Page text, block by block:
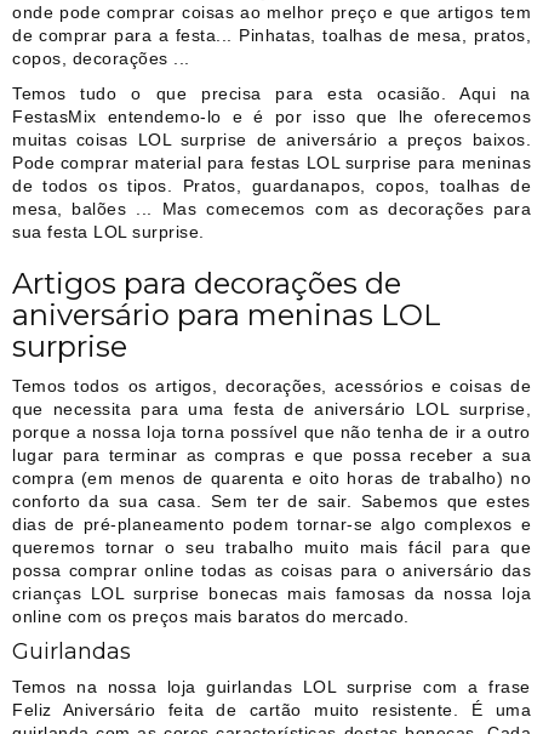
onde pode comprar coisas ao melhor preço e que artigos tem
de comprar para a festa... Pinhatas, toalhas de mesa, pratos,
copos, decorações ...
Temos tudo o que precisa para esta ocasião. Aqui na
FestasMix entendemo-lo e é por isso que lhe oferecemos
muitas coisas LOL surprise de aniversário a preços baixos.
Pode comprar material para festas LOL surprise para meninas
de todos os tipos. Pratos, guardanapos, copos, toalhas de
mesa, balões ... Mas comecemos com as decorações para
sua festa LOL surprise.
Artigos para decorações de
aniversário para meninas LOL
surprise
Temos todos os artigos, decorações, acessórios e coisas de
que necessita para uma festa de aniversário LOL surprise,
porque a nossa loja torna possível que não tenha de ir a outro
lugar para terminar as compras e que possa receber a sua
compra (em menos de quarenta e oito horas de trabalho) no
conforto da sua casa. Sem ter de sair. Sabemos que estes
dias de pré-planeamento podem tornar-se algo complexos e
queremos tornar o seu trabalho muito mais fácil para que
possa comprar online todas as coisas para o aniversário das
crianças LOL surprise bonecas mais famosas da nossa loja
online com os preços mais baratos do mercado.
Guirlandas
Temos na nossa loja guirlandas LOL surprise com a frase
Feliz Aniversário feita de cartão muito resistente. É uma